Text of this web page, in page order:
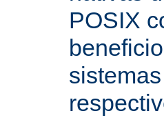
POSIX